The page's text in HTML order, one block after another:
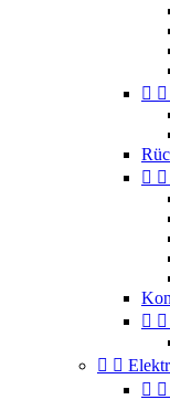
 
 
 
 
 